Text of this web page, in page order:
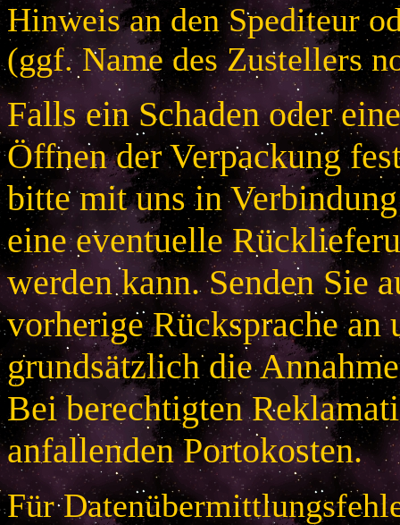
Hinweis an den Spediteur
(ggf. Name des Zustellers
Falls ein Schaden oder
Öffnen der Verpackung
bitte mit uns in
eine eventuelle
werden kann. Senden Sie
vorherige Rücksprache
grundsätzlich die
Bei berechtigten
anfallenden Portokosten.
Für